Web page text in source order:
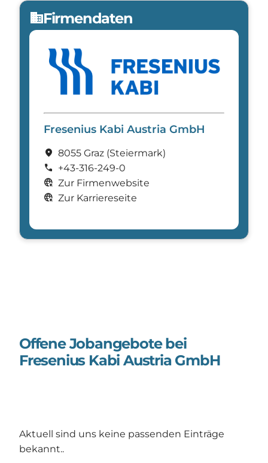
domainFirmendaten
Fresenius Kabi Austria GmbH
location_on 8055 Graz (Steier­mark)
call +43-316-249-0
captive_portal Zur Firmenwebsite
captive_portal Zur Karriereseite
Offene Jobangebote bei
Fresenius Kabi Austria GmbH
Aktuell sind uns keine passenden Einträge
bekannt..